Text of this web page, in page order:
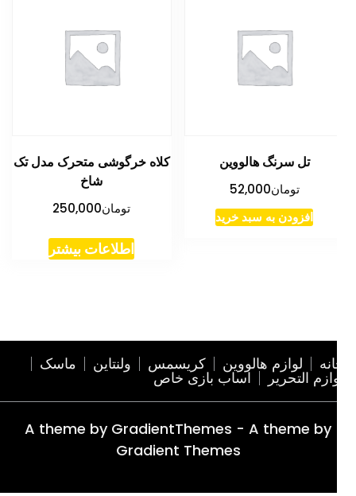
تل سرنگ هالووین
تومان52,000
افزودن به سبد خرید
کلاه خرگوشی متحرک مدل تک
شاخ
تومان250,000
اطلاعات بیشتر
لوازم هالووین کریسمس ولنتاین ماسک
التحریر اساب بازی خاص
A theme by GradientThemes - A theme by
Gradient Themes